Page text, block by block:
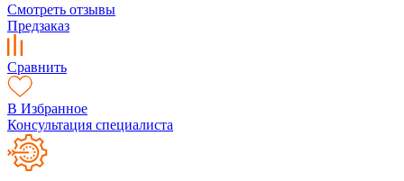
Смотреть отзывы
Предзаказ
Сравнить
В Избранное
Консультация специалиста